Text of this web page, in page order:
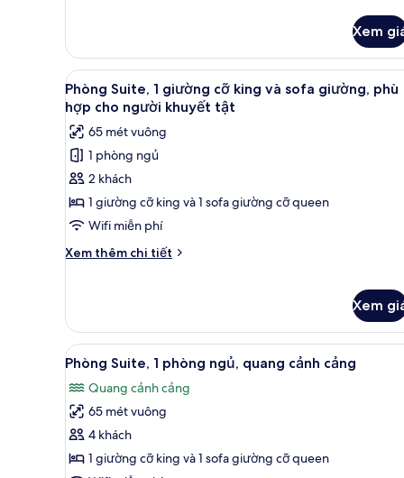
Phòng
Executive,
1
giường
cỡ
king
Xem
Xem
tất
cả
ảnh
Phòng
Suite,
1
giường
cỡ
king
giường,
phù
hợp
cho
người
khuyết
tật
7
Phòng Suite, 1 giường cỡ king và sofa giường, phù
hợp cho người khuyết tật
65 mét vuông
1 phòng ngủ
2 khách
1 giường cỡ king và 1 sofa giường cỡ queen
Wifi miễn phí
Xem thêm chi tiết
Chi
Suite,
1
giường
cỡ
king
và
sofa
phù
Xem
Xem
tất
cả
ảnh
Phòng
Suite,
Phòng Suite, 1 phòng ngủ,
6
Phòng Suite, 1 phòng ngủ, quang cảnh cảng
Quang cảnh cảng
65 mét vuông
4 khách
1 giường cỡ king và 1 sofa giường cỡ queen